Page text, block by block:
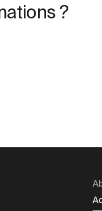
?